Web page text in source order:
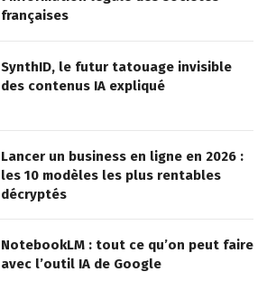
françaises
SynthID, le futur tatouage invisible
des contenus IA expliqué
Lancer un business en ligne en 2026 :
les 10 modèles les plus rentables
décryptés
NotebookLM : tout ce qu’on peut faire
avec l’outil IA de Google